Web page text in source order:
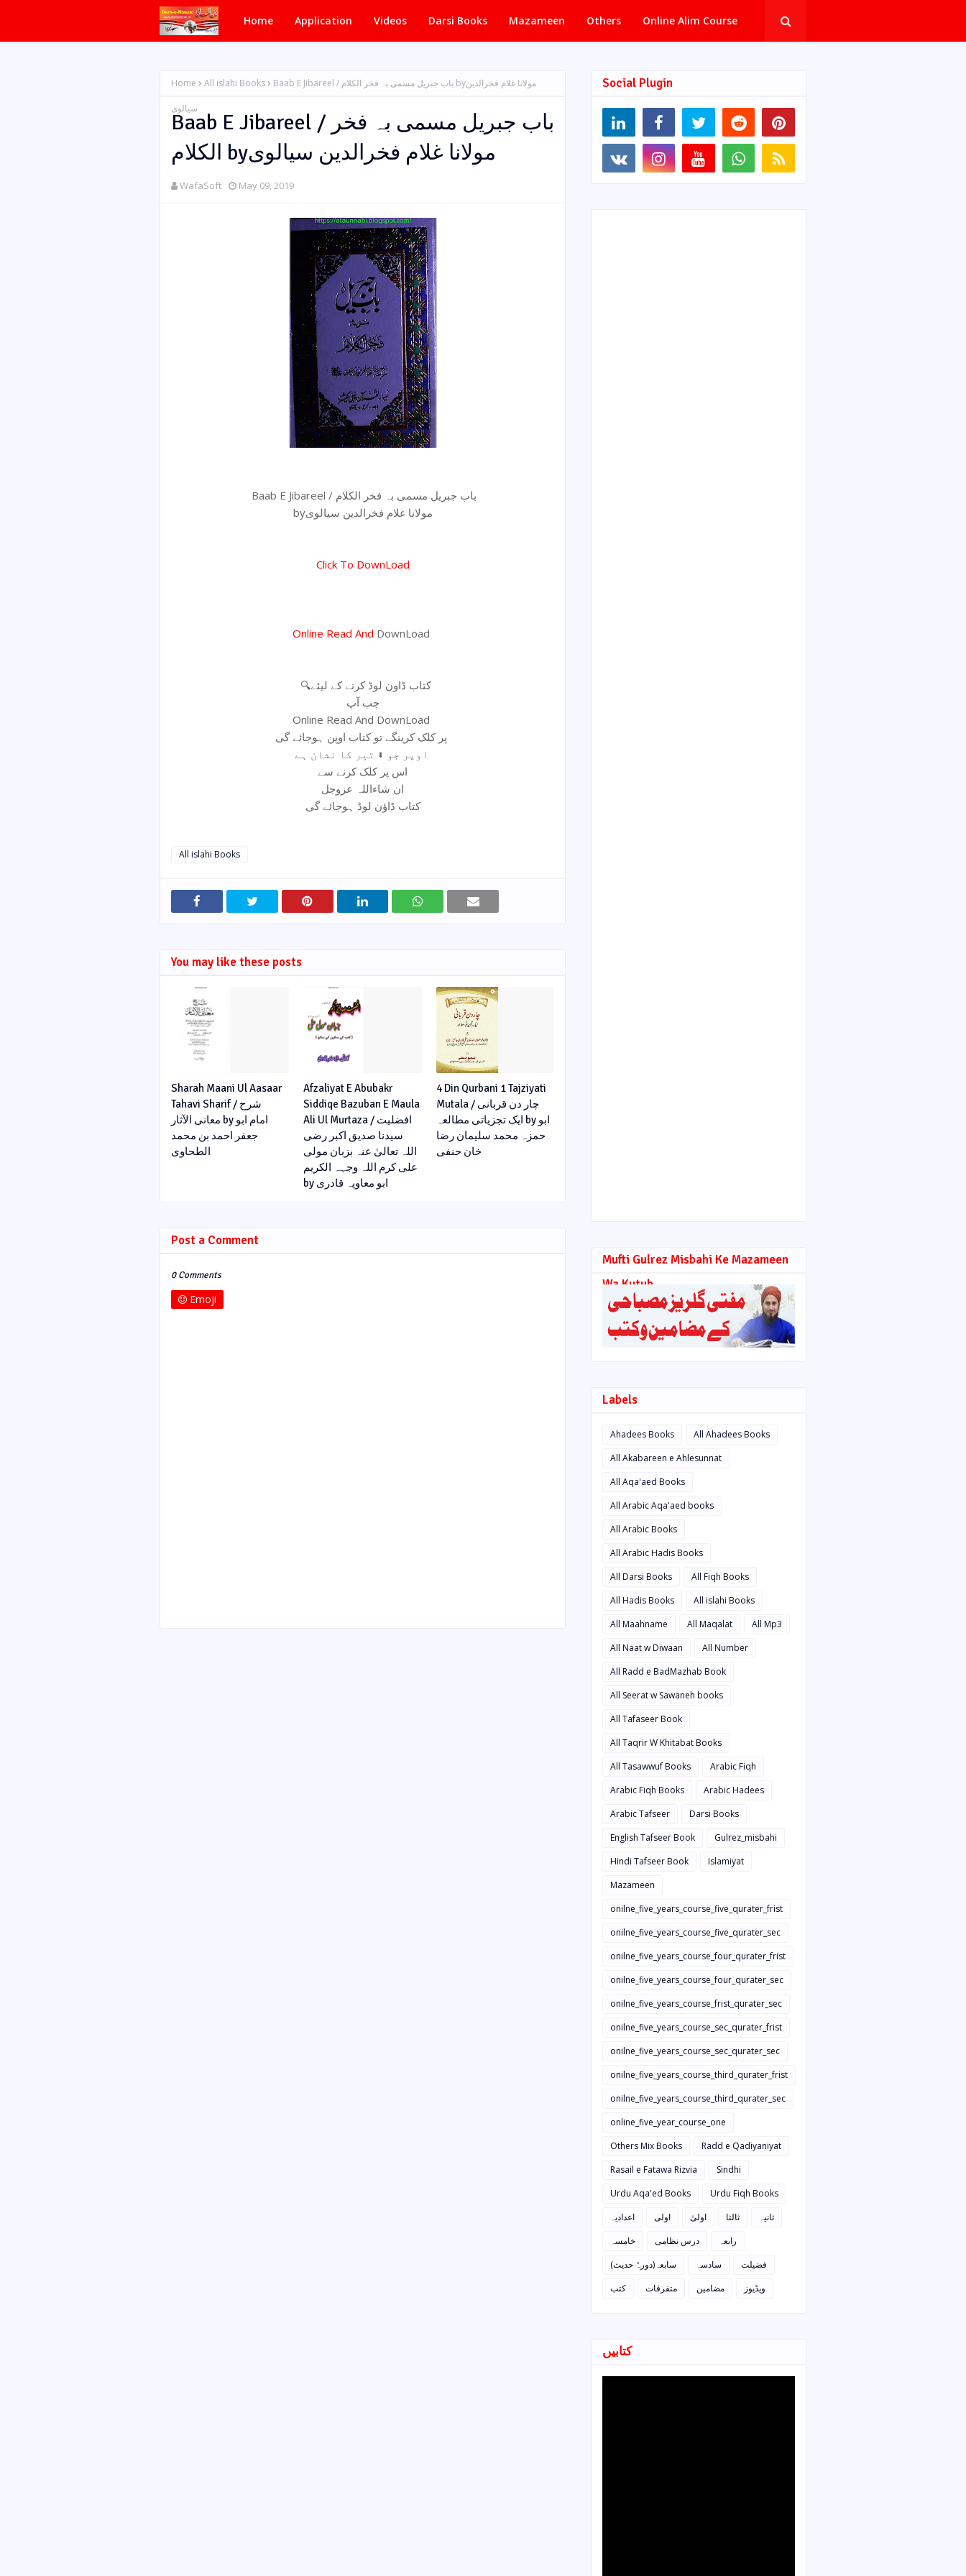
Home Application Videos Darsi Books Mazameen Others Online Alim Course
Home All islahi Books Baab E Jibareel / باب جبریل مسمی بہ فخر الکلام byمولانا غلام فخرالدین
سیالوی
Baab E Jibareel / باب جبریل مسمی بہ فخر
الکلام byمولانا غلام فخرالدین سیالوی
WafaSoft May 09, 2019
Baab E Jibareel / باب جبریل مسمی بہ فخر الکلام
byمولانا غلام فخرالدین سیالوی
Click To DownLoad
Online Read And DownLoad
🔍کتاب ڈاون لوڈ کرنے کے لیئے
جب آپ
Online Read And DownLoad
اس پر کلک کرنے سے
ان شاءاللہ عزوجل
کتاب ڈاؤن لوڈ ہوجائے گی
All islahi Books
You may like these posts
Sharah Maani Ul Aasaar
Tahavi Sharif / شرح
معانی الآثار by امام ابو
جعفر احمد بن محمد
الطحاوی
Afzaliyat E Abubakr
Siddiqe Bazuban E Maula
Ali Ul Murtaza / افضلیت
سیدنا صدیق اکبر رضی
اللہ تعالیٰ عنہ بزبان مولی
علی کرم اللہ وجہہ الکریم
by ابو معاویہ قادری
4 Din Qurbani 1 Tajziyati
Mutala / چار دن قربانی
ایک تجزیاتی مطالعہ by ابو
حمزہ محمد سلیمان رضا
خان حنفی
Post a Comment
0 Comments
Emoji
Social Plugin
Mufti Gulrez Misbahi Ke Mazameen
Wa Kutub
Labels
Ahadees Books
All Ahadees Books
All Akabareen e Ahlesunnat
All Aqa'aed Books
All Arabic Aqa'aed books
All Arabic Books
All Arabic Hadis Books
All Darsi Books
All Fiqh Books
All Hadis Books
All islahi Books
All Maahname
All Maqalat
All Mp3
All Naat w Diwaan
All Number
All Radd e BadMazhab Book
All Seerat w Sawaneh books
All Tafaseer Book
All Taqrir W Khitabat Books
All Tasawwuf Books
Arabic Fiqh
Arabic Fiqh Books
Arabic Hadees
Arabic Tafseer
Darsi Books
English Tafseer Book
Gulrez_misbahi
Hindi Tafseer Book
Islamiyat
Mazameen
onilne_five_years_course_five_qurater_frist
onilne_five_years_course_five_qurater_sec
onilne_five_years_course_four_qurater_frist
onilne_five_years_course_four_qurater_sec
onilne_five_years_course_frist_qurater_sec
onilne_five_years_course_sec_qurater_frist
onilne_five_years_course_sec_qurater_sec
onilne_five_years_course_third_qurater_frist
onilne_five_years_course_third_qurater_sec
online_five_year_course_one
Others Mix Books
Radd e Qadiyaniyat
Rasail e Fatawa Rizvia
Sindhi
Urdu Aqa'ed Books
Urdu Fiqh Books
اعدادیہ
اولی اولیٰ ثالثا
ثانیہ
خامسہ
درس نظامی
رابعہ
سابعہ(دورہٌ حدیث)
سادسہ
فضیلت
کتب
متفرقات مضامین ویڈیوز
کتابیں